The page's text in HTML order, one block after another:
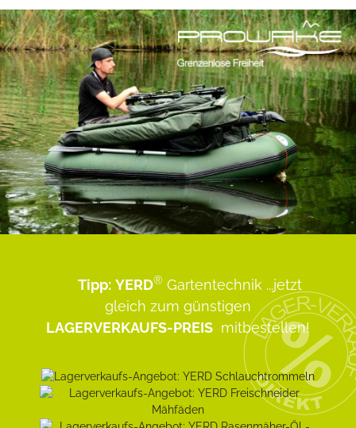
Tipp: YERD® Gartentechnik ...jetzt
gleich zum günstigen
LAGERVERKAUFS-PREIS mitbestellen!